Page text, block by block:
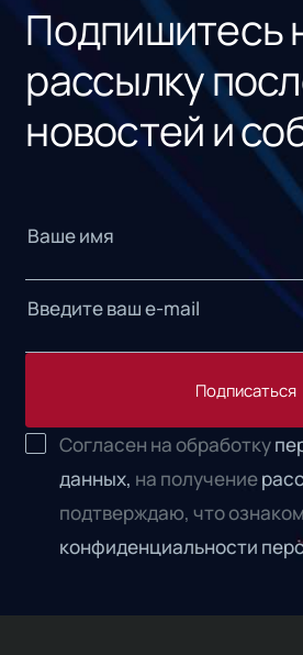
Подпишитесь
рассылку
новостей и
Подписаться
Согласен на обработку
данных, на получение
подтверждаю, что
конфиденциальности